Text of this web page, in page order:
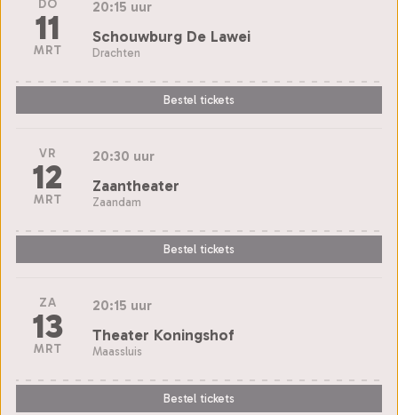
DO
11
MRT
20:15 uur
Schouwburg De Lawei
Drachten
Bestel tickets
VR
12
MRT
20:30 uur
Zaantheater
Zaandam
Bestel tickets
ZA
13
MRT
20:15 uur
Theater Koningshof
Maassluis
Bestel tickets